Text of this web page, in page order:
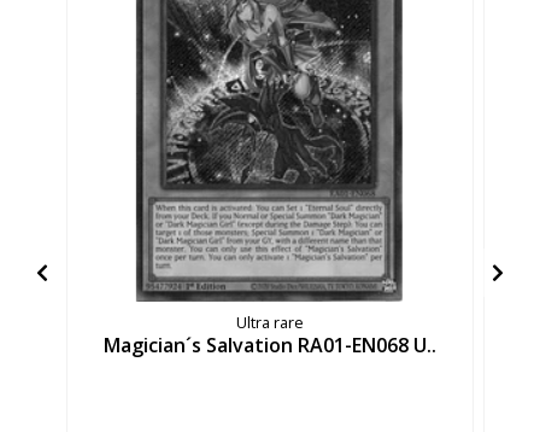
Ultra rare
Magician´s Salvation RA01-EN068 U..